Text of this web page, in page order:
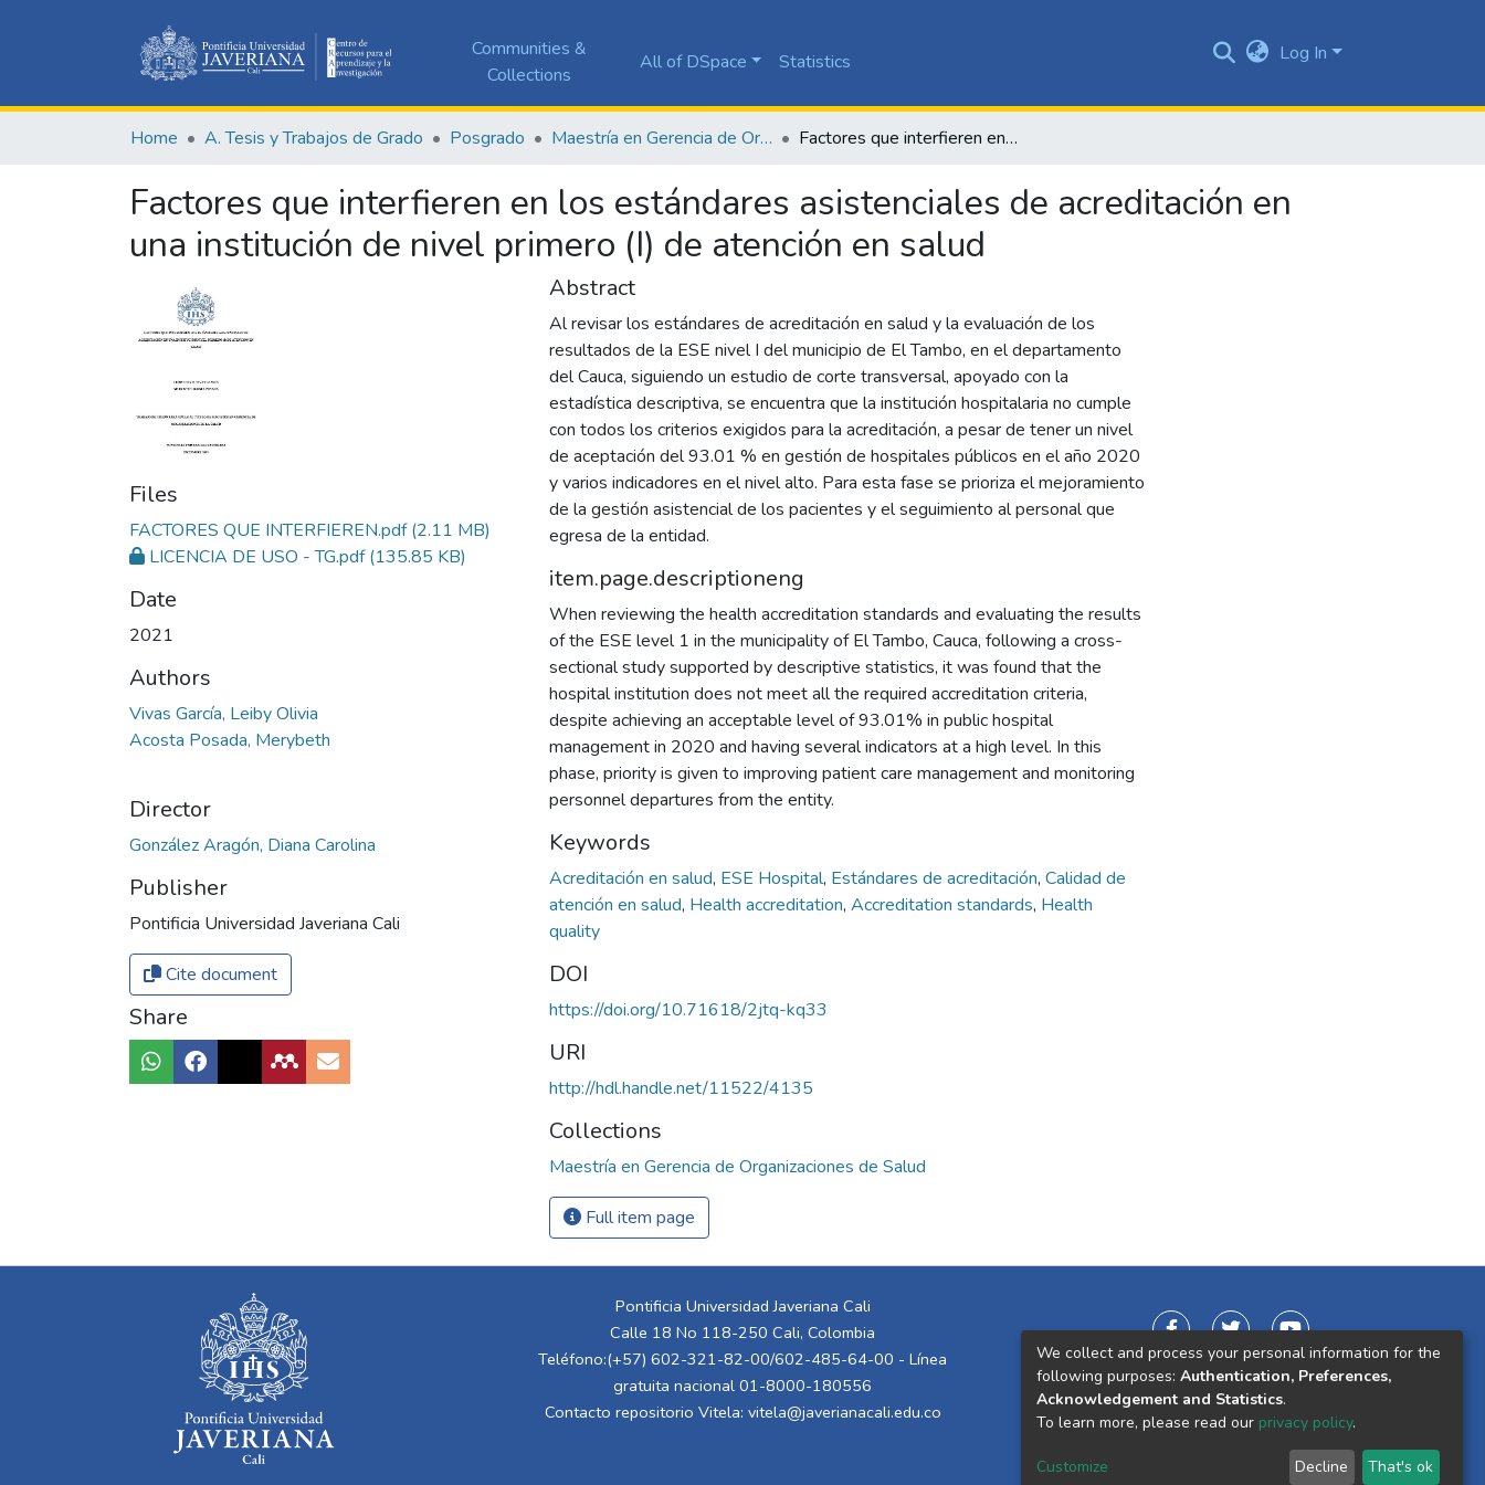
Communities &
Collections
All of DSpace Statistics Log In
Home A. Tesis y Trabajos de Grado Posgrado Maestría en Gerencia de Organizaciones de Salud Factores que interfieren en los estándares asistenciales de acreditación en una institución de nivel primero (I) de atención en salud
Factores que interfieren en los estándares asistenciales de acreditación en
una institución de nivel primero (I) de atención en salud
Files
FACTORES QUE INTERFIEREN.pdf(2.11 MB)
LICENCIA DE USO - TG.pdf(135.85 KB)
Date
2021
Authors
Vivas García, Leiby Olivia
Acosta Posada, Merybeth
Director
González Aragón, Diana Carolina
Publisher
Pontificia Universidad Javeriana Cali
Cite document
Share
Abstract
Al revisar los estándares de acreditación en salud y la evaluación de los
resultados de la ESE nivel I del municipio de El Tambo, en el departamento
del Cauca, siguiendo un estudio de corte transversal, apoyado con la
estadística descriptiva, se encuentra que la institución hospitalaria no cumple
con todos los criterios exigidos para la acreditación, a pesar de tener un nivel
de aceptación del 93.01 % en gestión de hospitales públicos en el año 2020
y varios indicadores en el nivel alto. Para esta fase se prioriza el mejoramiento
de la gestión asistencial de los pacientes y el seguimiento al personal que
egresa de la entidad.
item.page.descriptioneng
When reviewing the health accreditation standards and evaluating the results
of the ESE level 1 in the municipality of El Tambo, Cauca, following a cross-
sectional study supported by descriptive statistics, it was found that the
hospital institution does not meet all the required accreditation criteria,
despite achieving an acceptable level of 93.01% in public hospital
management in 2020 and having several indicators at a high level. In this
phase, priority is given to improving patient care management and monitoring
personnel departures from the entity.
Keywords
Acreditación en salud, ESE Hospital, Estándares de acreditación, Calidad de
atención en salud, Health accreditation, Accreditation standards, Health
quality
DOI
https://doi.org/10.71618/2jtq-kq33
URI
http://hdl.handle.net/11522/4135
Collections
Maestría en Gerencia de Organizaciones de Salud
Full item page
Pontificia Universidad Javeriana Cali
Calle 18 No 118-250 Cali, Colombia
Teléfono:(+57) 602-321-82-00/602-485-64-00 - Línea
gratuita nacional 01-8000-180556
Contacto repositorio Vitela: vitela@javerianacali.edu.co
We collect and process your personal information for the
following purposes: Authentication, Preferences,
Acknowledgement and Statistics.
To learn more, please read our privacy policy.
Customize Decline That's ok